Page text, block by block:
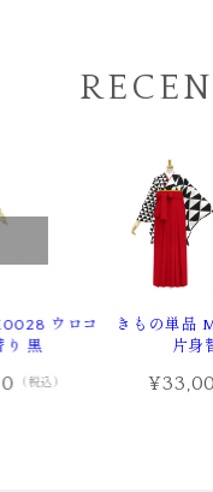
ウロコ
り 黒
（税込）
きもの単品
片身